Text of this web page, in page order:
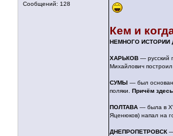
Сообщений: 128
Кем и
НЕМНОГО ИСТОРИИ
ХАРЬКОВ — русский
Михайлович
СУМЫ — был
поляки. Причём
ПОЛТАВА — была в
Яценюков) напал на
ДНЕПРОПЕТРОВСК